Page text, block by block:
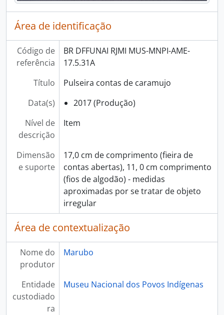
Área de identificação
Código de
referência
BR DFFUNAI RJMI MUS-MNPI-AME-
17.5.31A
Título
Pulseira contas de caramujo
Data(s)
2017 (Produção)
Nível de
descrição
Item
Dimensão
e suporte
17,0 cm de comprimento (fieira de
contas abertas), 11, 0 cm comprimento
(fios de algodão) - medidas
aproximadas por se tratar de objeto
irregular
Área de contextualização
Nome do
produtor
Marubo
Entidade
custodiado
ra
Museu Nacional dos Povos Indígenas